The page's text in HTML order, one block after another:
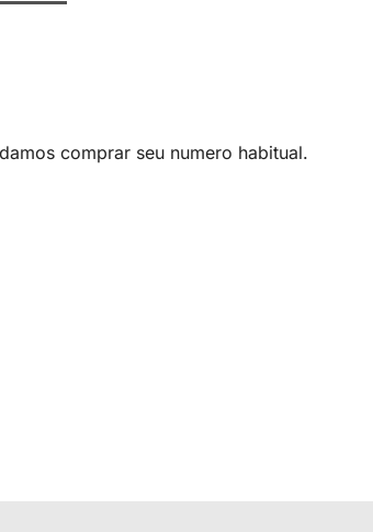
comprar seu numero habitual.